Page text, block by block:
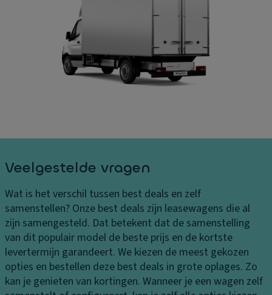
e
er
g
s
k
o
st
e
n
er
b
e
kl
e
di
n
g
B
kt
r
o
ni
s
c
h
e
tr
Veelgestelde vragen
Wat is het verschil tussen best deals en zelf
samenstellen? Onze best deals zijn leasewagens die al
zijn samengesteld. Dat betekent dat de samenstelling
van dit populair model de beste prijs en de kortste
levertermijn garandeert. We kiezen de meest gekozen
opties en bestellen deze best deals in grote oplages. Zo
kan je genieten van kortingen. Wanneer je een wagen zelf